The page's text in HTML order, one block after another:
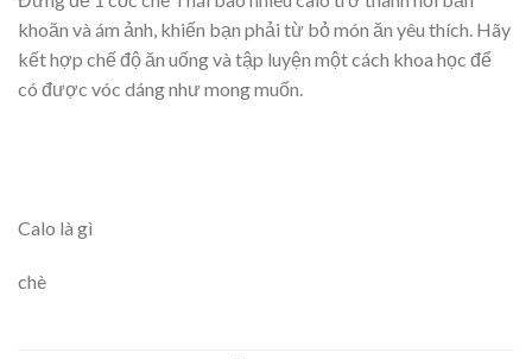
khoăn và ám ảnh, khiến bạn phải từ bỏ món ăn yêu thích. Hãy
kết hợp chế độ ăn uống và tập luyện một cách khoa học để
có được vóc dáng như mong muốn.
Calo là gì
chè